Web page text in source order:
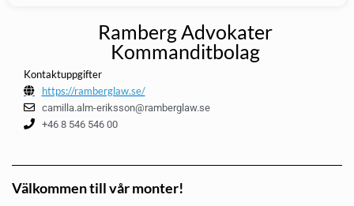
Ramberg Advokater
Kommanditbolag
Kontaktuppgifter
https://ramberglaw.se/
camilla.alm-eriksson@ramberglaw.se
+46 8 546 546 00
Välkommen till vår monter!